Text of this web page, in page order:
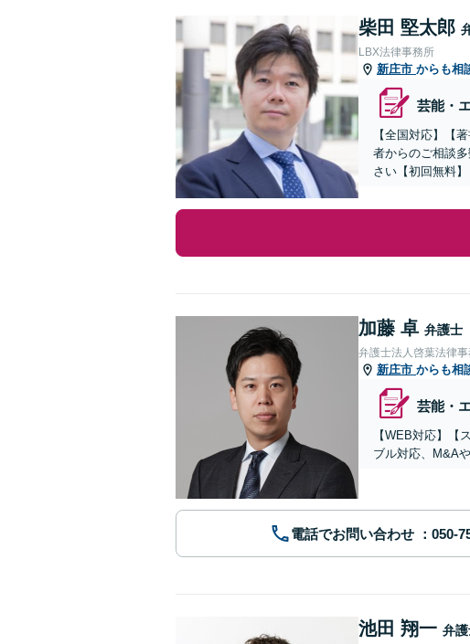
柴田 堅太郎
LBX法律事務所
新庄市 からも相
芸能・
【全国対応】【
者からのご相談
さい【初回無料】
加藤 卓 弁護士
弁護士法人啓葉法律
新庄市 からも相
芸能・
【WEB対応】【
ブル対応、M&A
電話でお問い合わせ
池田 翔一 弁